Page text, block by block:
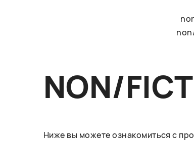
NON/
Ниже вы можете ознакомиться с